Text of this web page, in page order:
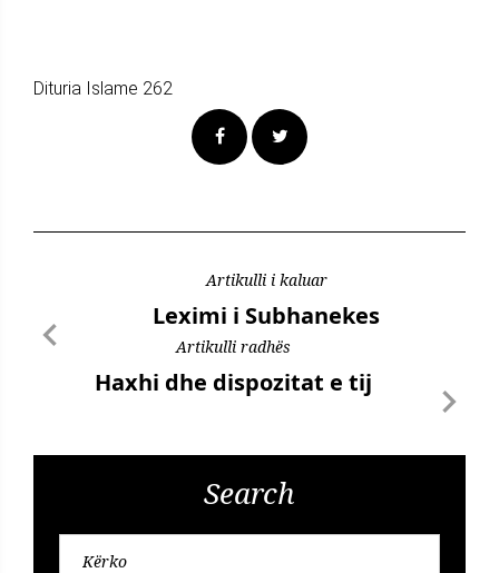
Dituria Islame 262
Artikulli i kaluar
Leximi i Subhanekes
Artikulli radhës
Haxhi dhe dispozitat e tij
Search